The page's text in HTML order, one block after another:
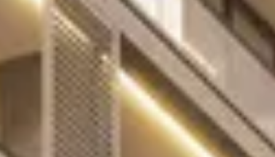
Cumpărați
Închiriați
Vânzare
Off-Plan